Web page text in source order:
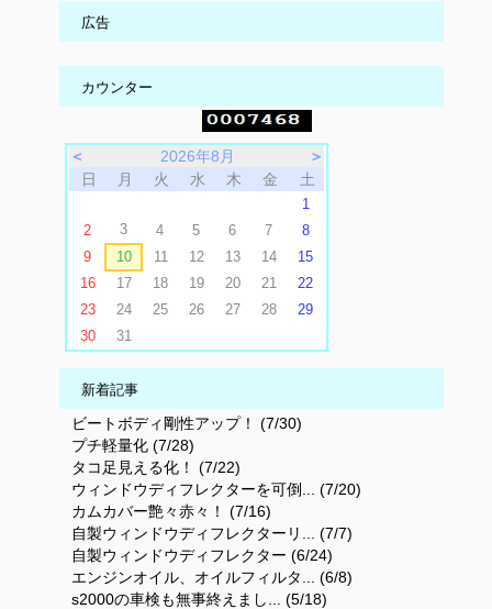
広告
カウンター
＜ 2026年8月
＞
日
月 火 水 木 金 土
1
2
3 4 5 6 7
8
9
10 11 12 13 14
15
16
17 18 19 20 21
22
23
24 25 26 27 28
29
30
31
新着記事
ビートボディ剛性アップ！ (7/30)
プチ軽量化 (7/28)
タコ足見える化！ (7/22)
ウィンドウディフレクターを可倒... (7/20)
カムカバー艶々赤々！ (7/16)
自製ウィンドウディフレクターリ... (7/7)
自製ウィンドウディフレクター (6/24)
エンジンオイル、オイルフィルタ... (6/8)
s2000の車検も無事終えまし... (5/18)